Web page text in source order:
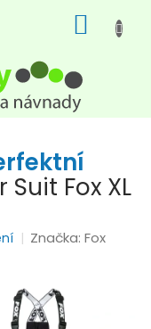
KOŠÍK
Suit Fox XL
Značka:Fox